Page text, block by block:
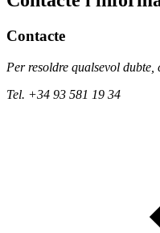
Contacte
Per resoldre qualsevol dubte,
Tel. +34 93 581 19 34